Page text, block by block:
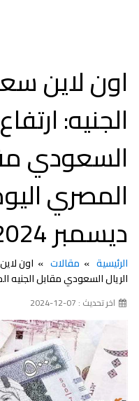
اون لاين
الجنيه:
السعودي
ديسمبر 2024
الرئيسية مقالات
اون
الريال السعودي مقابل الجنيه المصري
اخر تحديث : 07-12-2024